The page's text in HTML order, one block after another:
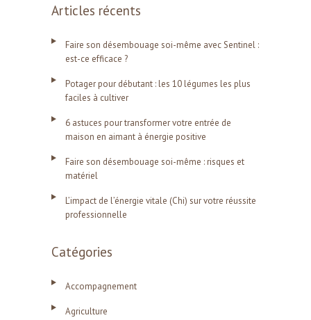
Articles récents
Faire son désembouage soi-même avec Sentinel :
est-ce efficace ?
Potager pour débutant : les 10 légumes les plus
faciles à cultiver
6 astuces pour transformer votre entrée de
maison en aimant à énergie positive
Faire son désembouage soi-même : risques et
matériel
L’impact de l’énergie vitale (Chi) sur votre réussite
professionnelle
Catégories
Accompagnement
Agriculture